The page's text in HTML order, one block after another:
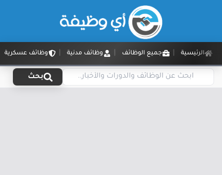
الرئيسية جميع الوظائف وظائف مدنية وظائف عسكرية
بحث